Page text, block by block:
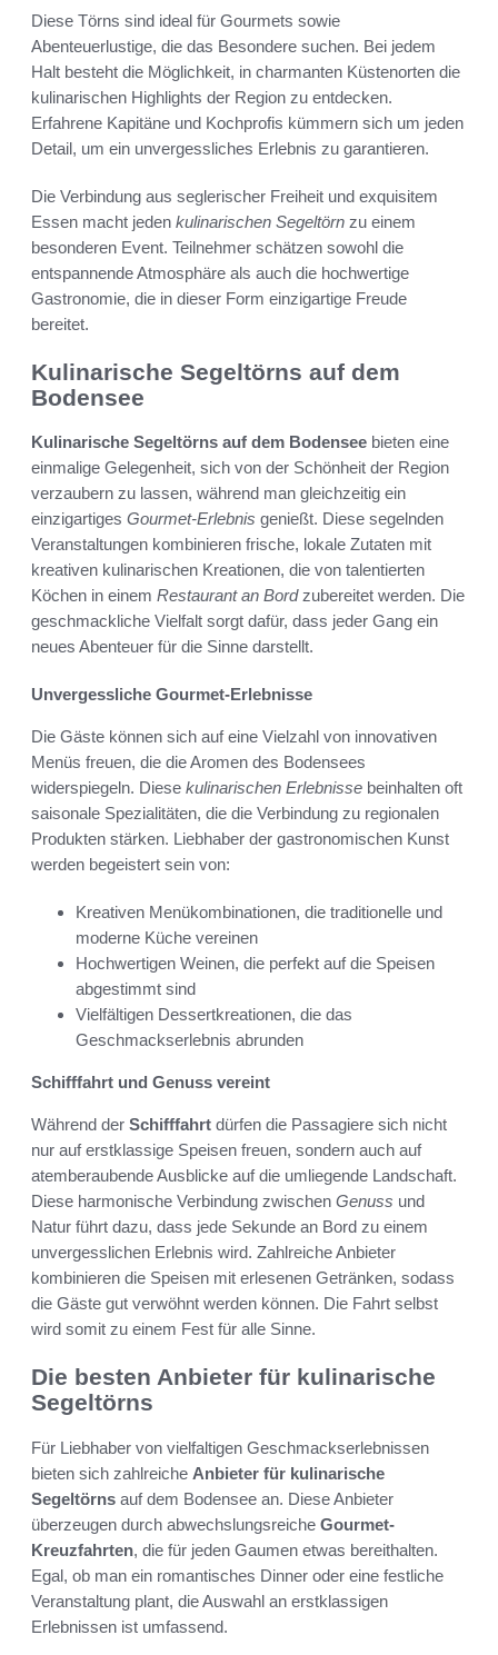
Diese Törns sind ideal für Gourmets sowie
Abenteuerlustige, die das Besondere suchen. Bei jedem
Halt besteht die Möglichkeit, in charmanten Küstenorten die
kulinarischen Highlights der Region zu entdecken.
Erfahrene Kapitäne und Kochprofis kümmern sich um jeden
Detail, um ein unvergessliches Erlebnis zu garantieren.
Die Verbindung aus seglerischer Freiheit und exquisitem
Essen macht jeden kulinarischen Segeltörn zu einem
besonderen Event. Teilnehmer schätzen sowohl die
entspannende Atmosphäre als auch die hochwertige
Gastronomie, die in dieser Form einzigartige Freude
bereitet.
Kulinarische Segeltörns auf dem
Bodensee
Kulinarische Segeltörns auf dem Bodensee bieten eine
einmalige Gelegenheit, sich von der Schönheit der Region
verzaubern zu lassen, während man gleichzeitig ein
einzigartiges Gourmet-Erlebnis genießt. Diese segelnden
Veranstaltungen kombinieren frische, lokale Zutaten mit
kreativen kulinarischen Kreationen, die von talentierten
Köchen in einem Restaurant an Bordzubereitet werden. Die
geschmackliche Vielfalt sorgt dafür, dass jeder Gang ein
neues Abenteuer für die Sinne darstellt.
Unvergessliche Gourmet-Erlebnisse
Die Gäste können sich auf eine Vielzahl von innovativen
Menüs freuen, die die Aromen des Bodensees
widerspiegeln. Diese kulinarischen Erlebnisse beinhalten oft
saisonale Spezialitäten, die die Verbindung zu regionalen
Produkten stärken. Liebhaber der gastronomischen Kunst
werden begeistert sein von:
Kreativen Menükombinationen, die traditionelle und
moderne Küche vereinen
Hochwertigen Weinen, die perfekt auf die Speisen
abgestimmt sind
Vielfältigen Dessertkreationen, die das
Geschmackserlebnis abrunden
Schifffahrt und Genuss vereint
Während der Schifffahrt dürfen die Passagiere sich nicht
nur auf erstklassige Speisen freuen, sondern auch auf
atemberaubende Ausblicke auf die umliegende Landschaft.
Diese harmonische Verbindung zwischen Genuss und
Natur führt dazu, dass jede Sekunde an Bord zu einem
unvergesslichen Erlebnis wird. Zahlreiche Anbieter
kombinieren die Speisen mit erlesenen Getränken, sodass
die Gäste gut verwöhnt werden können. Die Fahrt selbst
wird somit zu einem Fest für alle Sinne.
Die besten Anbieter für kulinarische
Segeltörns
Für Liebhaber von vielfaltigen Geschmackserlebnissen
bieten sich zahlreiche Anbieter für kulinarische
Segeltörns auf dem Bodensee an. Diese Anbieter
überzeugen durch abwechslungsreiche Gourmet-
Kreuzfahrten, die für jeden Gaumen etwas bereithalten.
Egal, ob man ein romantisches Dinner oder eine festliche
Veranstaltung plant, die Auswahl an erstklassigen
Erlebnissen ist umfassend.